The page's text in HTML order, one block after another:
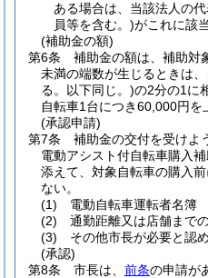
ある場合は、当該法人の
員等を含む。)がこれに該
(補助金の額)
第6条
補助金の額は、補助対
未満の端数が生じるときは
る。以下同じ。)の2分の1に
自転車1台につき60,000円を
(承認申請)
第7条
補助金の交付を受けよ
電動アシスト付自転車購入
添えて、対象自転車の購入
ない。
(1)
電動自転車運転者名簿
(2)
通勤距離又は店舗まで
(3)
その他市長が必要と認
(承認)
第8条
市長は、 前条の申請が